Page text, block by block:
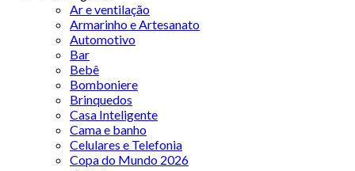
Ar e ventilação
Armarinho e Artesanato
Automotivo
Bar
Bebê
Bomboniere
Brinquedos
Casa Inteligente
Cama e banho
Celulares e Telefonia
Copa do Mundo 2026